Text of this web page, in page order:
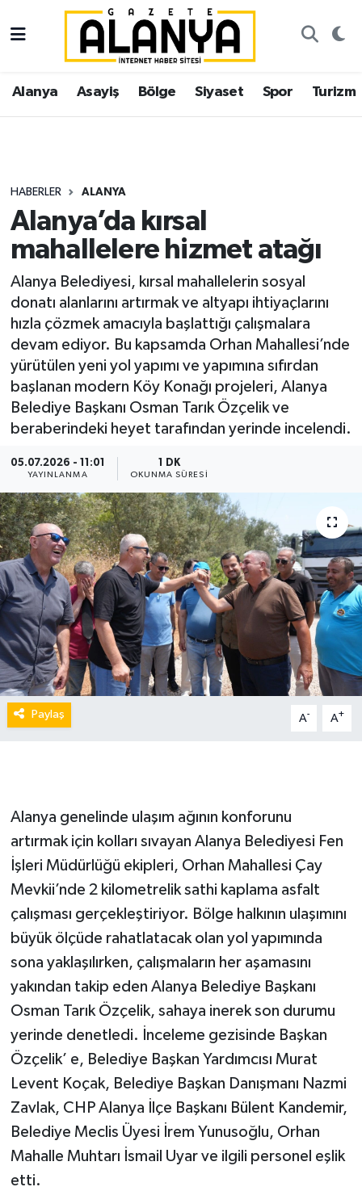
Alanya Asayiş Bölge Siyaset Spor Turizm
HABERLER ALANYA
Alanya’da kırsal
mahallelere hizmet atağı
Alanya Belediyesi, kırsal mahallelerin sosyal
donatı alanlarını artırmak ve altyapı ihtiyaçlarını
hızla çözmek amacıyla başlattığı çalışmalara
devam ediyor. Bu kapsamda Orhan Mahallesi’nde
yürütülen yeni yol yapımı ve yapımına sıfırdan
başlanan modern Köy Konağı projeleri, Alanya
Belediye Başkanı Osman Tarık Özçelik ve
beraberindeki heyet tarafından yerinde incelendi.
05.07.2026 - 11:01
YAYINLANMA
1 DK
OKUNMA SÜRESI
Paylaş A- A+
Alanya genelinde ulaşım ağının konforunu
artırmak için kolları sıvayan Alanya Belediyesi Fen
İşleri Müdürlüğü ekipleri, Orhan Mahallesi Çay
Mevkii’nde 2 kilometrelik sathi kaplama asfalt
çalışması gerçekleştiriyor. Bölge halkının ulaşımını
büyük ölçüde rahatlatacak olan yol yapımında
sona yaklaşılırken, çalışmaların her aşamasını
yakından takip eden Alanya Belediye Başkanı
Osman Tarık Özçelik, sahaya inerek son durumu
yerinde denetledi. İnceleme gezisinde Başkan
Özçelik’ e, Belediye Başkan Yardımcısı Murat
Levent Koçak, Belediye Başkan Danışmanı Nazmi
Zavlak, CHP Alanya İlçe Başkanı Bülent Kandemir,
Belediye Meclis Üyesi İrem Yunusoğlu, Orhan
Mahalle Muhtarı İsmail Uyar ve ilgili personel eşlik
etti.
Alanya
Asayiş
Siyaset
Spor
Ekonomi
Gazipaşa
İstanbul Nöbetçi Eczaneler
İstanbul Hava Durumu
Süper Lig Puan Durumu ve Fikstür
Tüm Manşetler
Haber Arşivi